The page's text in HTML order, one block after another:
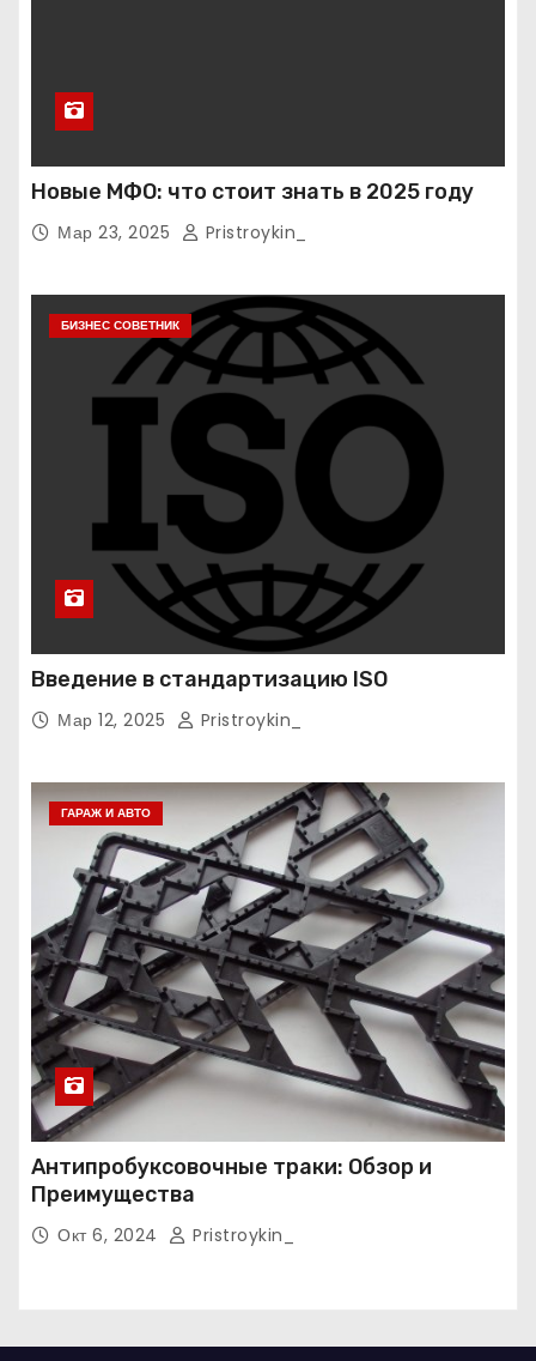
Новые МФО: что стоит знать в 2025 году
Мар 23, 2025 Pristroykin_
БИЗНЕС СОВЕТНИК
Введение в стандартизацию ISO
Мар 12, 2025 Pristroykin_
ГАРАЖ И АВТО
Антипробуксовочные траки: Обзор и
Преимущества
Окт 6, 2024 Pristroykin_